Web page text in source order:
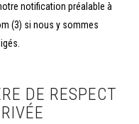
notification préalable à
(3) si nous y sommes
DE RESPECT